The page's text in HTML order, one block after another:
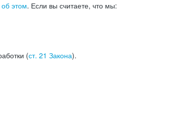
этом. Если вы считаете, что мы:
(ст. 21 Закона).